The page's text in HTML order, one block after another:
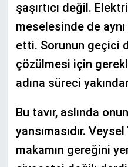
şaşırtıcı değil.
meselesinde de
etti. Sorunun geçici
çözülmesi için
adına süreci
Bu tavır, aslında
yansımasıdır.
makamın gereğini